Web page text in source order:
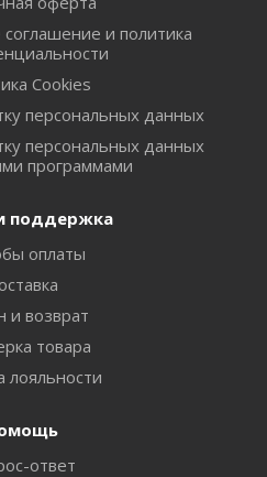
и политика
Cookies
персональных данных
персональных данных
программами
поддержка
оплаты
и возврат
товара
лояльности
ответ